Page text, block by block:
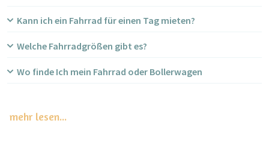
Kann ich ein Fahrrad für einen Tag mieten?
Welche Fahrradgrößen gibt es?
Wo finde Ich mein Fahrrad oder Bollerwagen
mehr lesen...